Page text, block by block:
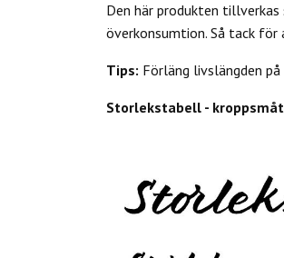
Den här produkten
överkonsumtion. Så tack
Tips: Förläng livslängden
Storlekstabell -